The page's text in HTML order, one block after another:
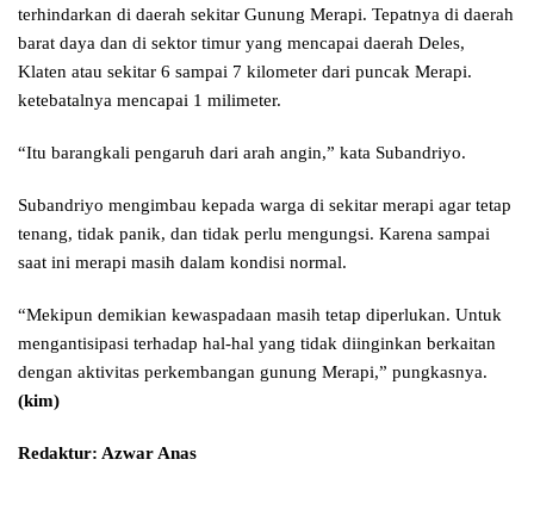
terhindarkan di daerah sekitar Gunung Merapi. Tepatnya di daerah
barat daya dan di sektor timur yang mencapai daerah Deles,
Klaten atau sekitar 6 sampai 7 kilometer dari puncak Merapi.
ketebatalnya mencapai 1 milimeter.
“Itu barangkali pengaruh dari arah angin,” kata Subandriyo.
Subandriyo mengimbau kepada warga di sekitar merapi agar tetap
tenang, tidak panik, dan tidak perlu mengungsi. Karena sampai
saat ini merapi masih dalam kondisi normal.
“Mekipun demikian kewaspadaan masih tetap diperlukan. Untuk
mengantisipasi terhadap hal-hal yang tidak diinginkan berkaitan
dengan aktivitas perkembangan gunung Merapi,” pungkasnya.
(kim)
Redaktur: Azwar Anas